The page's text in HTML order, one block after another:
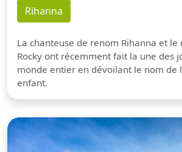
Rihanna
La chanteuse de renom Rihanna et le
Rocky ont récemment fait la une des
monde entier en dévoilant le nom de
enfant.